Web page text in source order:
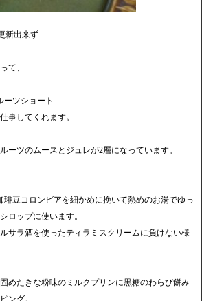
新出来ず…
て、
ーツショート
事してくれます。
ーツのムースとジュレが2層になっています。
琲豆コロンビアを細かめに挽いて熱めのお湯でゆっ
ロップに使います。
サラ酒を使ったティラミスクリームに負けない様
めたきな粉味のミルクプリンに黒糖のわらび餅み
ング。